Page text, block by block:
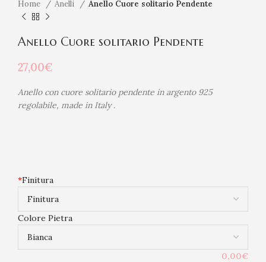
Home Anelli Anello Cuore solitario Pendente
Anello Cuore solitario Pendente
27,00€
Anello con cuore solitario pendente in argento 925
regolabile, made in Italy .
*Finitura
Colore Pietra
0,00€